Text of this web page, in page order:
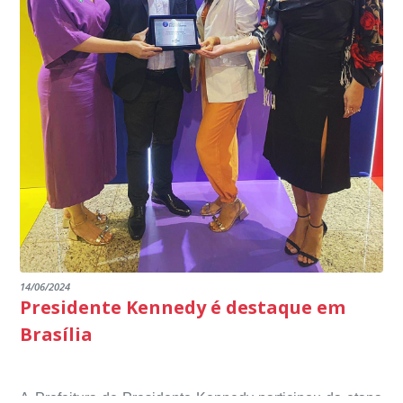
14/06/2024
Presidente Kennedy é destaque em
Brasília
A Prefeitura de Presidente Kennedy participou da etapa